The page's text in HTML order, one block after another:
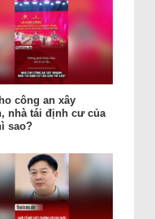
công an xây
nhà tái định cư của
sao?